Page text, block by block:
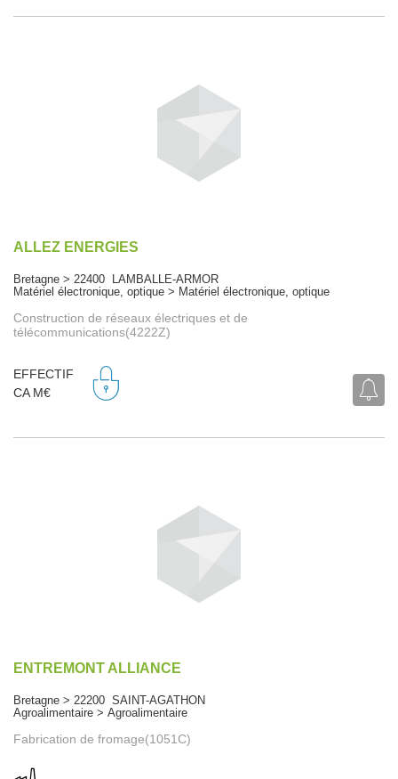
ALLEZ ENERGIES
Bretagne > 22400 LAMBALLE-ARMOR
Matériel électronique, optique > Matériel électronique, optique
Construction de réseaux électriques et de
télécommunications(4222Z)
EFFECTIF
CA M€
ENTREMONT ALLIANCE
Bretagne > 22200 SAINT-AGATHON
Agroalimentaire > Agroalimentaire
Fabrication de fromage(1051C)